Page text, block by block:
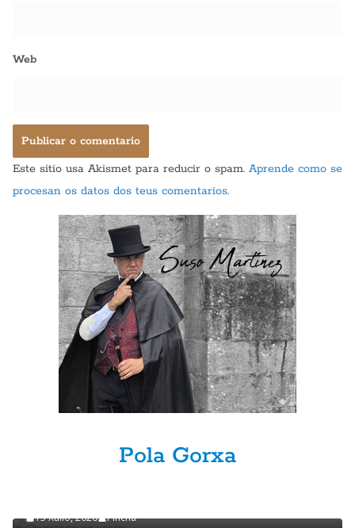
Web
Este sitio usa Akismet para reducir o spam. Aprende como se
procesan os datos dos teus comentarios.
Pola Gorxa
POLA GORXA
15 Xullo, 2026 Pincha